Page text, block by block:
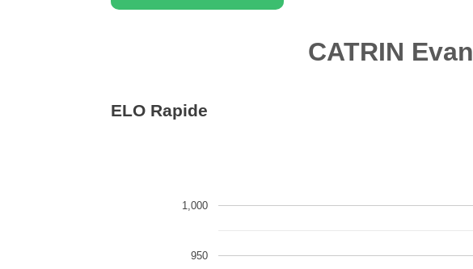
CATRIN Evan
ELO Rapide
950
1,000